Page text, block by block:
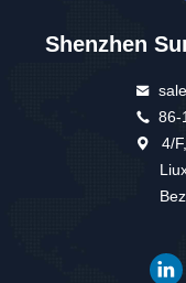
Shenzhen
86-
4/